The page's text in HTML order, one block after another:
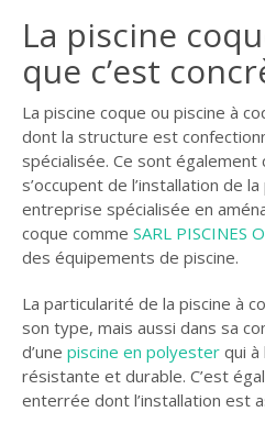
GUIDE JARDIN
COMPAGNIE
La piscine
que c’est
La piscine coque ou piscine à
dont la structure est
spécialisée. Ce sont également
s’occupent de l’installation de la
entreprise spécialisée en
coque comme SARL PISCINES
des équipements de piscine.
La particularité de la piscine à
son type, mais aussi dans sa
d’une piscine en polyesterqui à
résistante et durable. C’est
enterrée dont l’installation est